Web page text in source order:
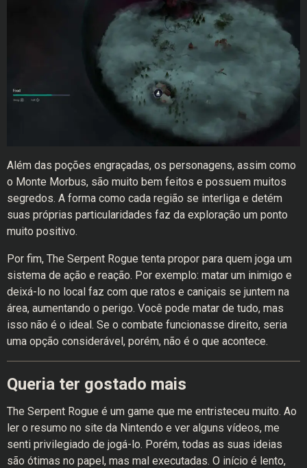
Além das poções engraçadas, os personagens, assim como
o Monte Morbus, são muito bem feitos e possuem muitos
segredos. A forma como cada região se interliga e detém
suas próprias particularidades faz da exploração um ponto
muito positivo.
Por fim, The Serpent Rogue tenta propor para quem joga um
sistema de ação e reação. Por exemplo: matar um inimigo e
deixá-lo no local faz com que ratos e caniçais se juntem na
área, aumentando o perigo. Você pode matar de tudo, mas
isso não é o ideal. Se o combate funcionasse direito, seria
uma opção considerável, porém, não é o que acontece.
Queria ter gostado mais
The Serpent Rogue é um game que me entristeceu muito. Ao
ler o resumo no site da Nintendo e ver alguns vídeos, me
senti privilegiado de jogá-lo. Porém, todas as suas ideias
são ótimas no papel, mas mal executadas. O início é lento,